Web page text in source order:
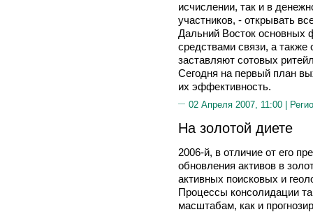
исчислении, так и в
участников, - открывать
Дальний Восток основных
средствами связи, а
заставляют сотовых
Сегодня на первый план
их эффективность.
02 Апреля 2007, 11:00 |
На золотой диете
2006-й, в отличие от его
обновления активов в
активных поисковых и
Процессы консолидации
масштабам, как и